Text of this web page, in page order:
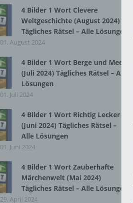
4 Bilder 1 Wort Clevere
Weltgeschichte (August 2024)
Tägliches Rätsel – Alle Lösungen
01. August 2024
4 Bilder 1 Wort Berge und Meer
(Juli 2024) Tägliches Rätsel – Alle
Lösungen
01. Juli 2024
4 Bilder 1 Wort Richtig Lecker
(Juni 2024) Tägliches Rätsel –
Alle Lösungen
01. Juni 2024
4 Bilder 1 Wort Zauberhafte
Märchenwelt (Mai 2024)
Tägliches Rätsel – Alle Lösungen
29. April 2024